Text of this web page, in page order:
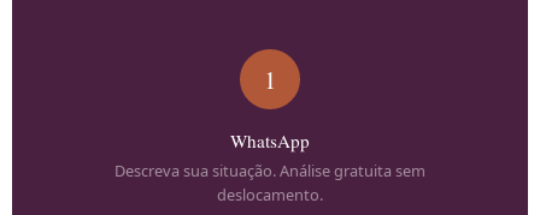
1
WhatsApp
Descreva sua situação. Análise gratuita sem
deslocamento.